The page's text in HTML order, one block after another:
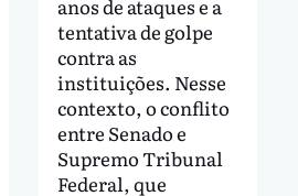
anos de ataques e a
tentativa de golpe
contra as
instituições. Nesse
contexto, o conflito
entre Senado e
Supremo Tribunal
Federal, que